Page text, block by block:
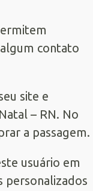
contato
site e
– RN. No
a passagem.
usuário em
personalizados